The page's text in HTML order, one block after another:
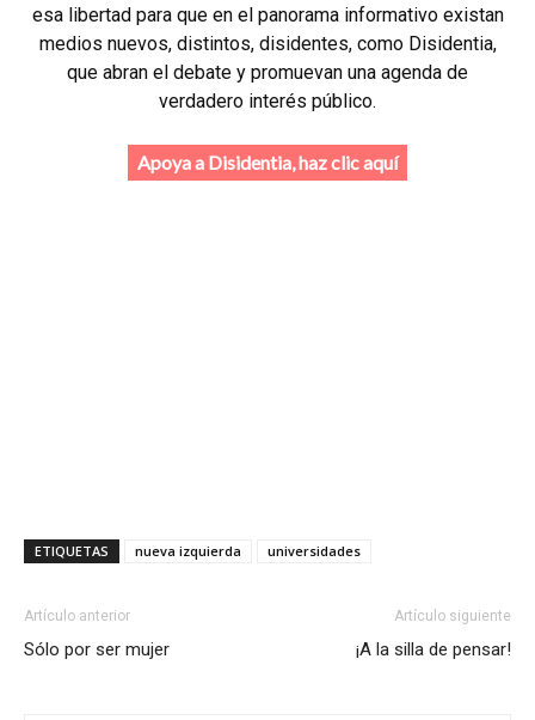
esa libertad para que en el panorama informativo existan
medios nuevos, distintos, disidentes, como Disidentia,
que abran el debate y promuevan una agenda de
verdadero interés público.
Apoya a Disidentia, haz clic aquí
ETIQUETAS nueva izquierda universidades
Artículo anterior
Sólo por ser mujer
Artículo siguiente
¡A la silla de pensar!